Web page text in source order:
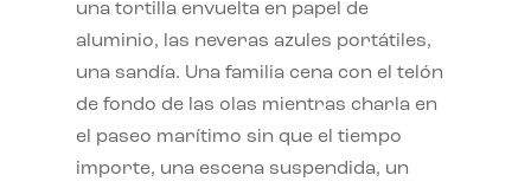
una tortilla envuelta en papel de
aluminio, las neveras azules portátiles,
una sandía. Una familia cena con el telón
de fondo de las olas mientras charla en
el paseo marítimo sin que el tiempo
importe, una escena suspendida, un